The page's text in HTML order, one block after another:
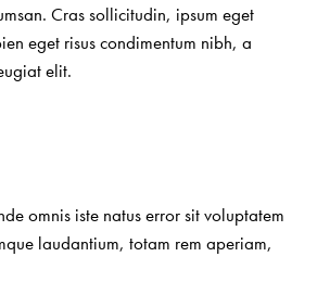
Cras sollicitudin, ipsum eget
eget risus condimentum nibh, a
elit.
omnis iste natus error sit voluptatem
laudantium, totam rem aperiam,